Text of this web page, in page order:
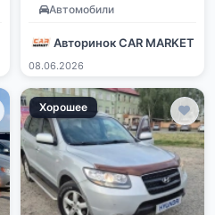
Автомобили
Авторинок CAR MARKET
08.06.2026
Хорошее